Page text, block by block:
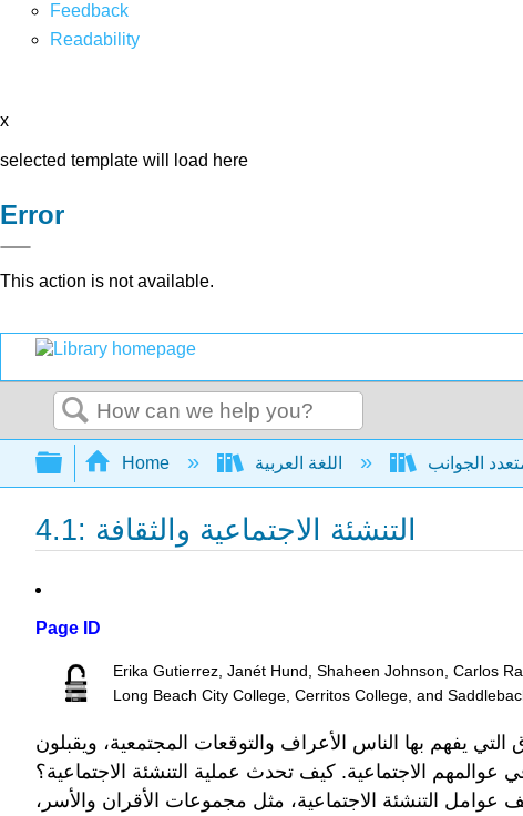
Feedback
Readability
x
selected template will load here
Error
This action is not available.
Search
Expand/collapse global hierarchy
Home
4.1: التنشئة الاجتماعية والثقافة
Page ID
Erika Gutierrez, Janét Hund, Shaheen Johnson, Carlos
Long Beach City College, Cerritos College, and
يفهم بها الناس الأعراف والتوقعات المجتمعية، ويقبلون
عوالمهم الاجتماعية. كيف تحدث عملية التنشئة الاجتماعية؟
عوامل التنشئة الاجتماعية، مثل مجموعات الأقران والأسر،